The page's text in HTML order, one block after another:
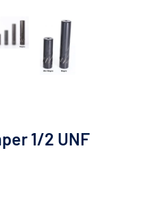
1/2 UNF